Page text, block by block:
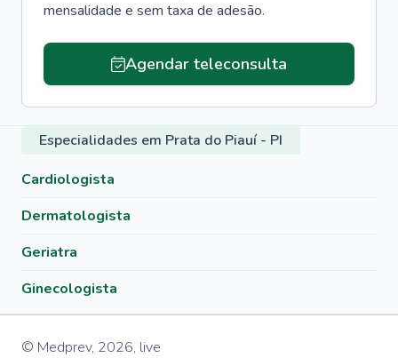
mensalidade e sem taxa de adesão.
Agendar teleconsulta
Especialidades em Prata do Piauí - PI
Cardiologista
Dermatologista
Geriatra
Ginecologista
© Medprev, 2026, live